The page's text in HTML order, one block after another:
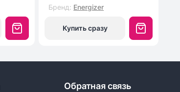
Бренд: Energizer
Купить сразу
Обратная связь